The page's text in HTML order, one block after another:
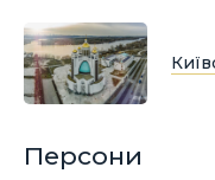
Персони